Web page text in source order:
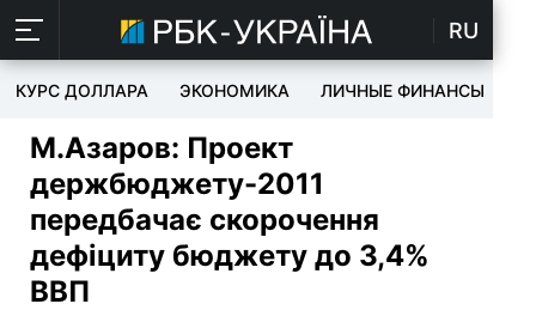
RU
КУРС ДОЛЛАРА ЭКОНОМИКА ЛИЧНЫЕ ФИНАНСЫ
М.Азаров: Проект
держбюджету-2011
передбачає скорочення
дефіциту бюджету до 3,4%
ВВП